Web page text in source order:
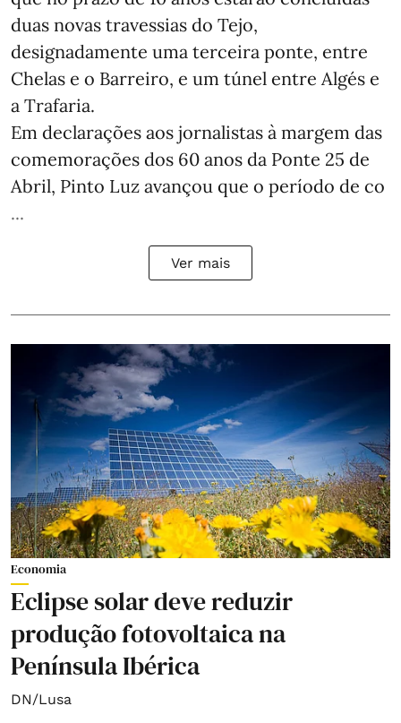
duas novas travessias do Tejo,
designadamente uma terceira ponte, entre
Chelas e o Barreiro, e um túnel entre Algés e
a Trafaria.
Em declarações aos jornalistas à margem das
comemorações dos 60 anos da Ponte 25 de
Abril, Pinto Luz avançou que o período de co
...
Ver mais
Economia
Eclipse solar deve reduzir
produção fotovoltaica na
Península Ibérica
DN/Lusa